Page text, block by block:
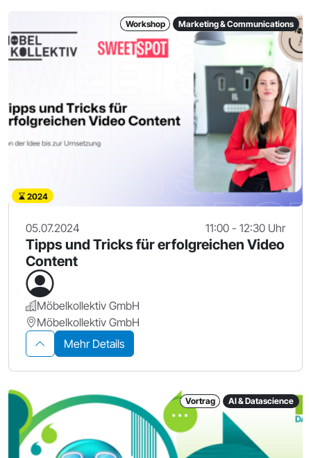
Workshop Marketing & Communications
2024
05.07.2024 11:00 - 12:30 Uhr
Tipps und Tricks für erfolgreichen Video
Content
Möbelkollektiv GmbH
Möbelkollektiv GmbH
Mehr Details
Vortrag AI & Datascience